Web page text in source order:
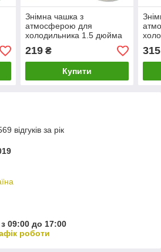
Знімна чашка з
атмосферою для
холодильника 1.5 дюйма
кламп
219₴
Купити
315
відгуків за рік
09:00 до 17:00
роботи